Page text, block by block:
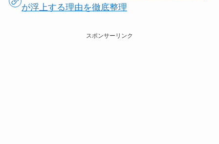
が浮上する理由を徹底整理
スポンサーリンク